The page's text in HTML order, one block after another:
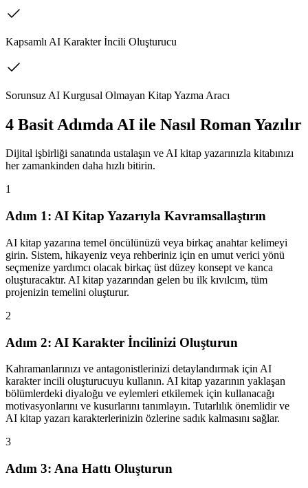
Kapsamlı AI Karakter İncili Oluşturucu
Sorunsuz AI Kurgusal Olmayan Kitap Yazma Aracı
4 Basit Adımda AI ile Nasıl Roman Yazılır
Dijital işbirliği sanatında ustalaşın ve AI kitap yazarınızla kitabınızı
her zamankinden daha hızlı bitirin.
1
Adım 1: AI Kitap Yazarıyla Kavramsallaştırın
AI kitap yazarına temel öncülünüzü veya birkaç anahtar kelimeyi
girin. Sistem, hikayeniz veya rehberiniz için en umut verici yönü
seçmenize yardımcı olacak birkaç üst düzey konsept ve kanca
oluşturacaktır. AI kitap yazarından gelen bu ilk kıvılcım, tüm
projenizin temelini oluşturur.
2
Adım 2: AI Karakter İncilinizi Oluşturun
Kahramanlarınızı ve antagonistlerinizi detaylandırmak için AI
karakter incili oluşturucuyu kullanın. AI kitap yazarının yaklaşan
bölümlerdeki diyaloğu ve eylemleri etkilemek için kullanacağı
motivasyonlarını ve kusurlarını tanımlayın. Tutarlılık önemlidir ve
AI kitap yazarı karakterlerinizin özlerine sadık kalmasını sağlar.
3
Adım 3: Ana Hattı Oluşturun